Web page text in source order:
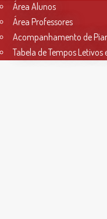
4ª feira
das 9h às 13h
Área Alunos
Área Professores
Acompanhamento de
Tabela de Tempos Letivos